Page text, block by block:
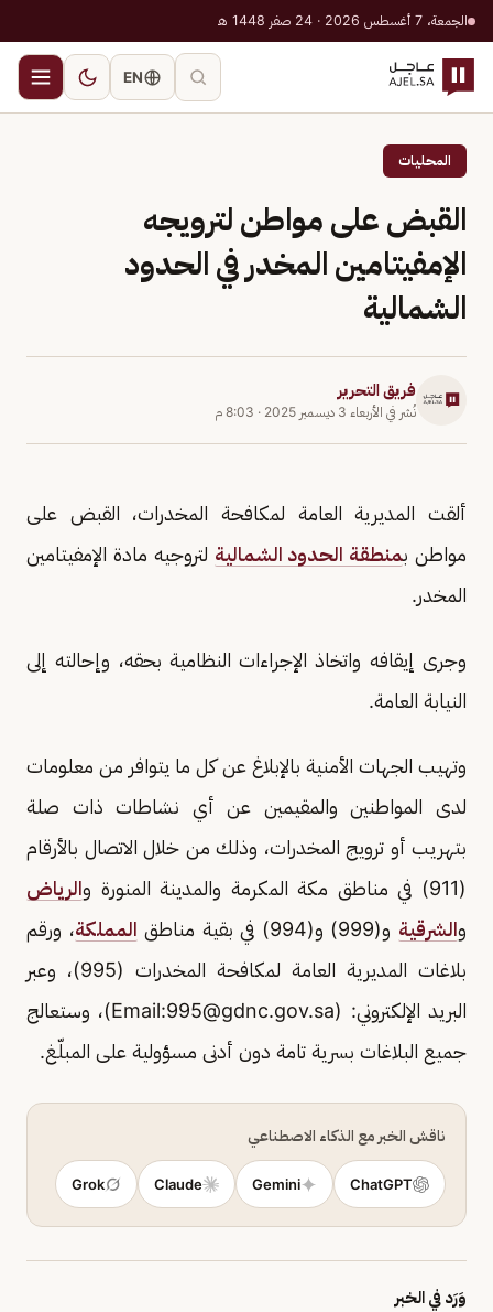
الجمعة، 7 أغسطس 2026 · 24 صفر 1448 هـ
EN
المحليات
القبض على مواطن لترويجه
الإمفيتامين المخدر في الحدود
الشمالية
فريق التحرير
نُشر في الأربعاء 3 ديسمبر 2025 · 8:03 م
ألقت المديرية العامة لمكافحة المخدرات، القبض على
مواطن بمنطقة الحدود الشمالية لتروجيه مادة الإمفيتامين
المخدر.
وجرى إيقافه واتخاذ الإجراءات النظامية بحقه، وإحالته إلى
النيابة العامة.
وتهيب الجهات الأمنية بالإبلاغ عن كل ما يتوافر من معلومات
لدى المواطنين والمقيمين عن أي نشاطات ذات صلة
بتهريب أو ترويج المخدرات، وذلك من خلال الاتصال بالأرقام
(911) في مناطق مكة المكرمة والمدينة المنورة و
الرياض
والشرقية و(999) و(994) في بقية مناطق المملكة، ورقم
بلاغات المديرية العامة لمكافحة المخدرات (995)، وعبر
البريد الإلكتروني: (Email:995@gdnc.gov.sa
)، وستعالج
جميع البلاغات بسرية تامة دون أدنى مسؤولية على المبلّغ.
ناقش الخبر مع الذكاء الاصطناعي
ChatGPT
Gemini
Claude
Grok
وَرَد في الخبر